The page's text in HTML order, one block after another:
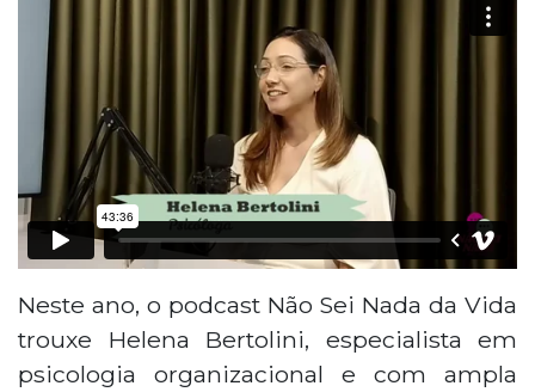
Neste ano, o podcast Não Sei Nada da Vida
trouxe Helena Bertolini, especialista em
psicologia organizacional e com ampla